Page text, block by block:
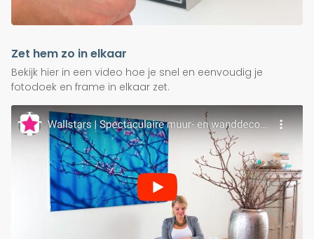
Zet hem zo in elkaar
Bekijk hier in een video hoe je snel en eenvoudig je
fotodoek en frame in elkaar zet.